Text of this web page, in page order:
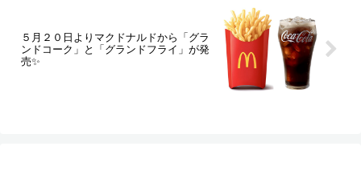
５月２０日よりマクドナルドから「グラ
ンドコーク」と「グランドフライ」が発
売✨